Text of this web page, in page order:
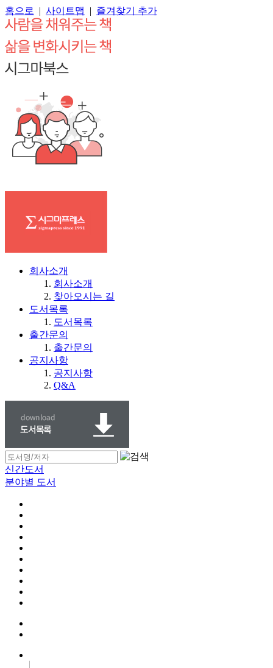
홈으로 | 사이트맵 | 즐겨찾기 추가
회사소개
회사소개
찾아오시는 길
도서목록
도서목록
출간문의
출간문의
공지사항
공지사항
Q&A
신간도서
분야별 도서